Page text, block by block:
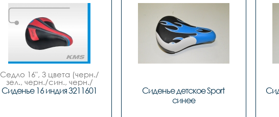
Седло 16", 3 цвета (черн./
зел., черн./син., черн./
красн.), NEW MODEL.
Сиденье 16 индия 3211601
Сиденье детское Sport
синее